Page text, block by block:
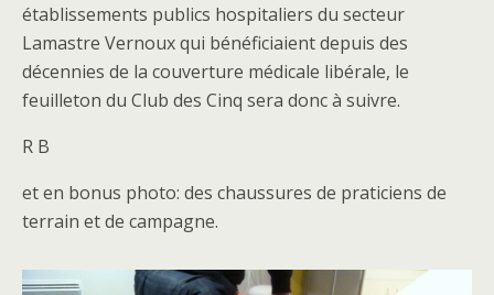
établissements publics hospitaliers du secteur
Lamastre Vernoux qui bénéficiaient depuis des
décennies de la couverture médicale libérale, le
feuilleton du Club des Cinq sera donc à suivre.
R B
et en bonus photo: des chaussures de praticiens de
terrain et de campagne.